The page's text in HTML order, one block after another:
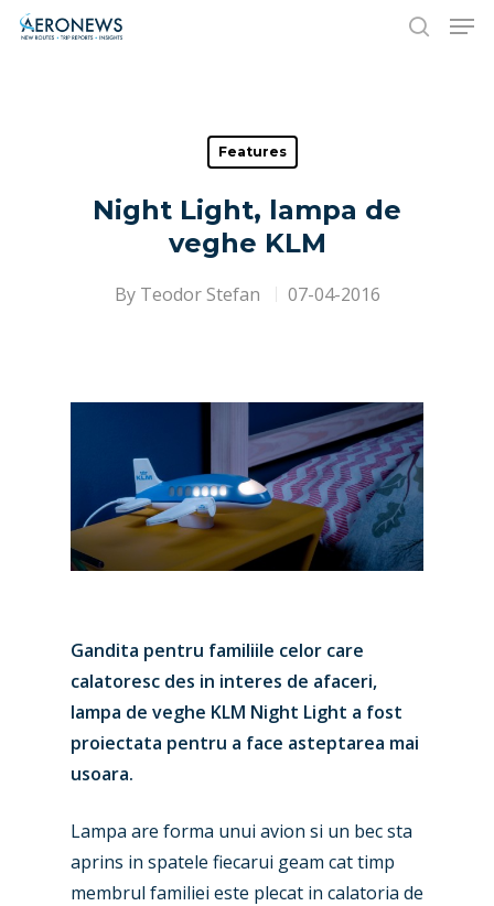
Hit enter to search or ESC to close
Features
Night Light, lampa de
veghe KLM
By Teodor Stefan 07-04-2016
Gandita pentru familiile celor care
calatoresc des in interes de afaceri,
lampa de veghe KLM Night Light a fost
proiectata pentru a face asteptarea mai
usoara.
Lampa are forma unui avion si un bec sta
aprins in spatele fiecarui geam cat timp
membrul familiei este plecat in calatoria de
New Routes
Industry